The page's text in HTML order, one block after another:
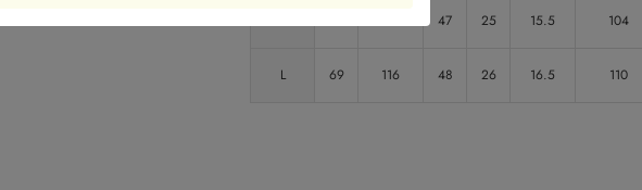
47 25 15.5 104
L 69 116 48 26 16.5 110